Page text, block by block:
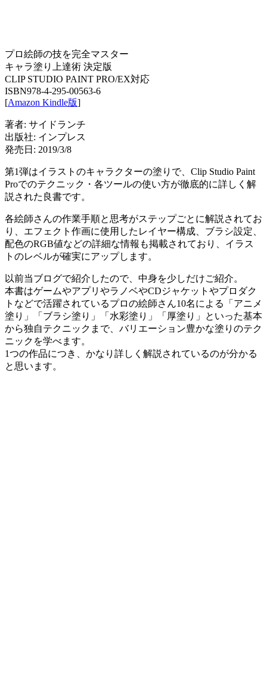
プロ絵師の技を完全マスター
キャラ塗り上達術 決定版
CLIP STUDIO PAINT PRO/EX対応
ISBN978-4-295-00563-6
[Amazon Kindle版]
著者: サイドランチ
出版社: インプレス
発売日: 2019/3/8
第1弾はイラストのキャラクターの塗りで、Clip Studio Paint
Proでのテクニック・各ツールの使い方が徹底的に詳しく解
説された良書です。
各絵師さんの作業手順と思考がステップごとに解説されてお
り、エフェクト作画に使用したレイヤー構成、ブラシ設定、
配色のRGB値などの詳細な情報も掲載されており、イラス
トのレベルが確実にアップします。
以前当ブログで紹介したので、中身を少しだけご紹介。
本書はゲームやアプリやラノベやCDジャケットやプロダク
トなどで活躍されているプロの絵師さん10名による「アニメ
塗り」「ブラシ塗り」「水彩塗り」「厚塗り」といった基本
から独自テクニックまで、バリエーション豊かな塗りのテク
ニックを学べます。
1つの作品につき、かなり詳しく解説されているのが分かる
と思います。